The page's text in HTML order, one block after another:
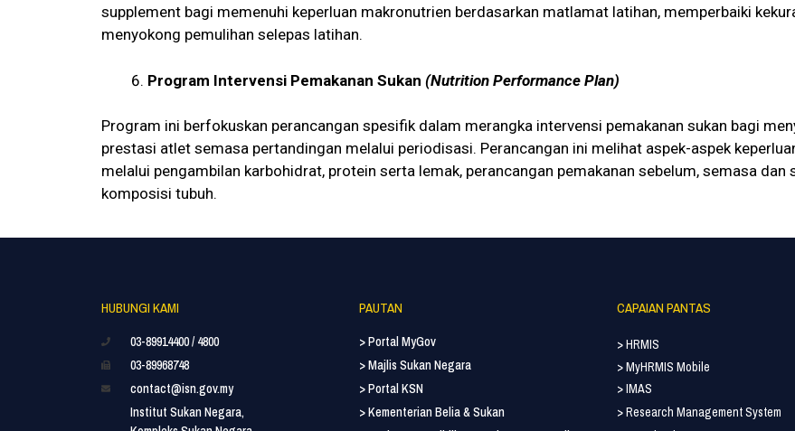
supplement bagi memenuhi keperluan makronutrien berdasarkan matlamat latihan, memperbaiki
menyokong pemulihan selepas latihan.
Program Intervensi Pemakanan Sukan (Nutrition Performance Plan)
Program ini berfokuskan perancangan spesifik dalam merangka intervensi pemakanan sukan bagi
prestasi atlet semasa pertandingan melalui periodisasi. Perancangan ini melihat aspek-aspek
melalui pengambilan karbohidrat, protein serta lemak, perancangan pemakanan sebelum, semasa dan
komposisi tubuh.
HUBUNGI KAMI
03-89914400 / 4800
03-89968748
contact@isn.gov.my
Institut Sukan Negara,
PAUTAN
> Portal MyGov
> Majlis Sukan Negara
> Portal KSN
> Kementerian Belia & Sukan
CAPAIAN PANTAS
> HRMIS
> MyHRMIS Mobile
> IMAS
> Research Management System